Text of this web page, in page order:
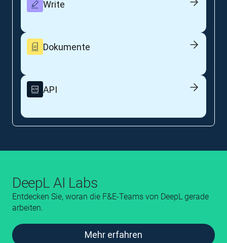
Write
Dokumente
API
DeepL AI Labs
Entdecken Sie, woran die F&E‑Teams von DeepL gerade
arbeiten.
Mehr erfahren